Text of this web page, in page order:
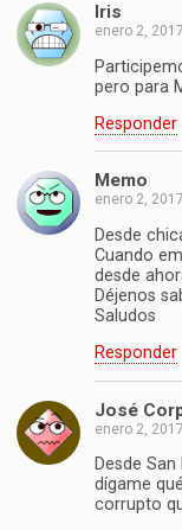
Iris
enero 2, 2017
pero para
Responder
Memo
enero 2, 2017
Desde
Cuando
desde
Déjenos
Saludos
Responder
José
enero 2, 2017
Desde
dígame
corrupto